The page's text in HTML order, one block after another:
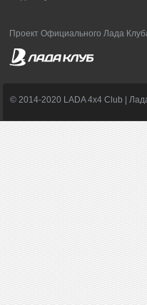
Проект Официального Лада
© 2014-2020 LADA 4x4 Club |